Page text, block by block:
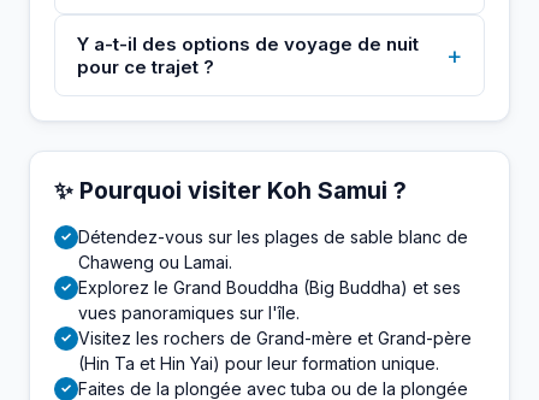
Y a-t-il des options de voyage de nuit
pour ce trajet ?
+
✨ Pourquoi visiter Koh Samui ?
✓ Détendez-vous sur les plages de sable blanc de
Chaweng ou Lamai.
✓ Explorez le Grand Bouddha (Big Buddha) et ses
vues panoramiques sur l'île.
✓ Visitez les rochers de Grand-mère et Grand-père
(Hin Ta et Hin Yai) pour leur formation unique.
✓ Faites de la plongée avec tuba ou de la plongée